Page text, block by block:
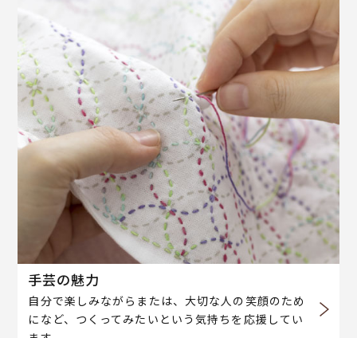
手芸の魅力
自分で楽しみながらまたは、大切な人の笑顔のため
になど、つくってみたいという気持ちを応援してい